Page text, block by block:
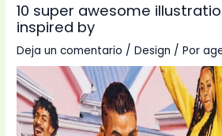
10 super awesome
inspired by
Deja un comentario /Design / Por